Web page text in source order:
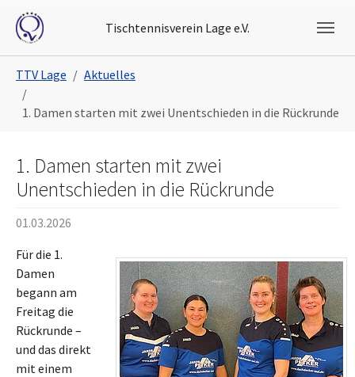
Skip to main navigation
Skip to main content
Skip to page footer
Tischtennisverein Lage e.V.
TTV Lage Aktuelles
1. Damen starten mit zwei Unentschieden in die Rückrunde
1. Damen starten mit zwei
Unentschieden in die Rückrunde
01.03.2026
Für die 1.
Damen
begann am
Freitag die
Rückrunde –
und das direkt
mit einem